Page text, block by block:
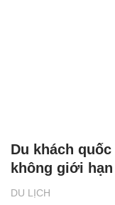
DU LỊCH
Du khách
không giới